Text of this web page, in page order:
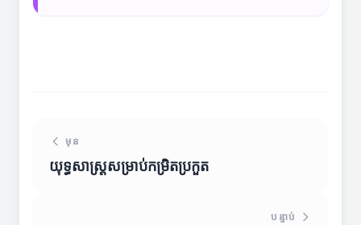
មុន
យុទ្ធសាស្ត្រសម្រាប់កម្រិតប្រកួត
បន្ទាប់